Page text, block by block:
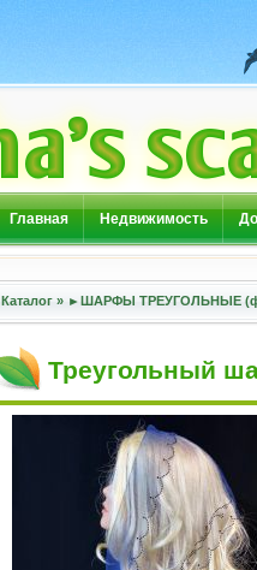
Главная Недвижимость
Каталог » ►ШАРФЫ ТРЕУГОЛЬНЫЕ
Треугольный